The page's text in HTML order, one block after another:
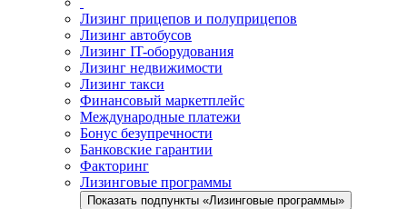
Лизинг прицепов и полуприцепов
Лизинг автобусов
Лизинг IT-оборудования
Лизинг недвижимости
Лизинг такси
Финансовый маркетплейс
Международные платежи
Бонус безупречности
Банковские гарантии
Факторинг
Лизинговые программы
Показать подпункты «Лизинговые программы»